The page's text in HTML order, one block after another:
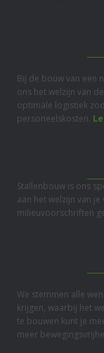
Bij de bouw van een
ons het welzijn van
optimale logistiek
personeelskosten.
Stallenbouw is ons
aan het welzijn van
milieuvoorschriften
We stemmen alle
krijgen, waarbij het
te bouwen kunt je
meer